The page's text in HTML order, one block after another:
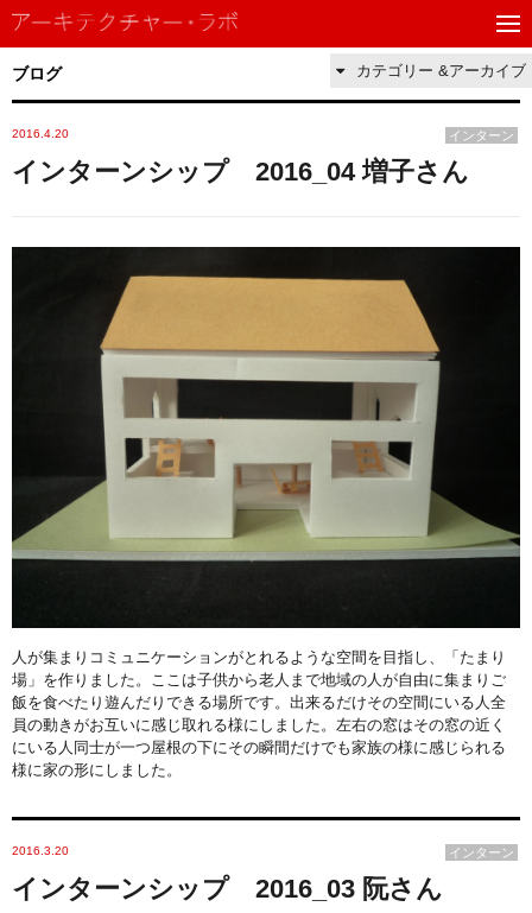
ブログ カテゴリー &アーカイブ
2016.4.20 インターン
インターンシップ 2016_04 増子さん
人が集まりコミュニケーションがとれるような空間を目指し、「たまり
場」を作りました。ここは子供から老人まで地域の人が自由に集まりご
飯を食べたり遊んだりできる場所です。出来るだけその空間にいる人全
員の動きがお互いに感じ取れる様にしました。左右の窓はその窓の近く
にいる人同士が一つ屋根の下にその瞬間だけでも家族の様に感じられる
様に家の形にしました。
2016.3.20 インターン
インターンシップ 2016_03 阮さん